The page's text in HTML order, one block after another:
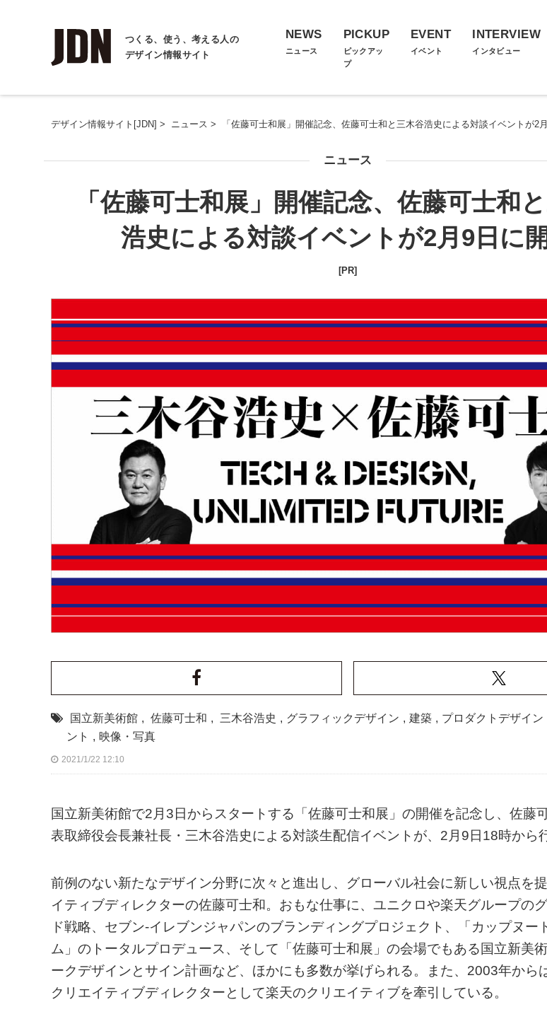
つくる、使う、考える人の
デザイン情報サイト
NEWS
ニュース
PICKUP
ピックアッ
プ
EVENT
イベント
INTERVIEW
インタビュー
デザイン情報サイト[JDN] > ニュース > 「佐藤可士和展」開催記念、佐藤可士和と三木谷浩史による対談イベントが2
ニュース
「佐藤可士和展」開催記念、佐藤可士和
浩史による対談イベントが2月9日に
[PR]
国立新美術館 , 佐藤可士和 , 三木谷浩史 , グラフィックデザイン , 建築 , プロダクトデザイン
ント , 映像・写真
2021/1/22 12:10
国立新美術館で2月3日からスタートする「佐藤可士和展」の開催を記念し、佐藤
表取締役会長兼社長・三木谷浩史による対談生配信イベントが、2月9日18時から
前例のない新たなデザイン分野に次々と進出し、グローバル社会に新しい視点を
イティブディレクターの佐藤可士和。おもな仕事に、ユニクロや楽天グループの
ド戦略、セブン-イレブンジャパンのブランディングプロジェクト、「カップヌー
ム」のトータルプロデュース、そして「佐藤可士和展」の会場でもある国立新美
ークデザインとサイン計画など、ほかにも多数が挙げられる。また、2003年から
クリエイティブディレクターとして楽天のクリエイティブを牽引している。